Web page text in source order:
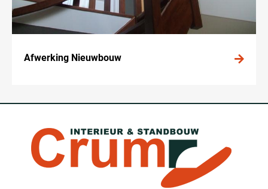
Afwerking Nieuwbouw